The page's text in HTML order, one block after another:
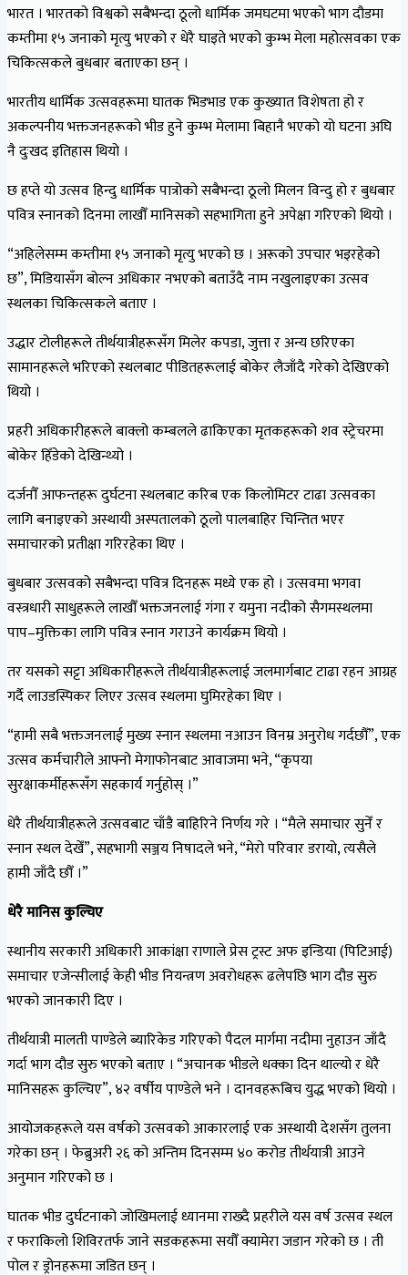
भारत । भारतको विश्वको सबैभन्दा ठूलो धार्मिक जमघटमा भएको भाग दौडमा
कम्तीमा १५ जनाको मृत्यु भएको र धेरै घाइते भएको कुम्भ मेला महोत्सवका एक
चिकित्सकले बुधबार बताएका छन् ।
भारतीय धार्मिक उत्सवहरूमा घातक भिडभाड एक कुख्यात विशेषता हो र
अकल्पनीय भक्तजनहरूको भीड हुने कुम्भ मेलामा बिहानै भएको यो घटना अघि
नै दुःखद इतिहास थियो ।
छ हप्ते यो उत्सव हिन्दु धार्मिक पात्रोको सबैभन्दा ठूलो मिलन विन्दु हो र बुधबार
पवित्र स्नानको दिनमा लाखौँ मानिसको सहभागिता हुने अपेक्षा गरिएको थियो ।
“अहिलेसम्म कम्तीमा १५ जनाको मृत्यु भएको छ । अरूको उपचार भइरहेको
छ”, मिडियासँग बोल्न अधिकार नभएको बताउँदै नाम नखुलाइएका उत्सव
स्थलका चिकित्सकले बताए ।
उद्धार टोलीहरूले तीर्थयात्रीहरूसँग मिलेर कपडा, जुत्ता र अन्य छरिएका
सामानहरूले भरिएको स्थलबाट पीडितहरूलाई बोकेर लैजाँदै गरेको देखिएको
थियो ।
प्रहरी अधिकारीहरूले बाक्लो कम्बलले ढाकिएका मृतकहरूको शव स्ट्रेचरमा
बोकेर हिँडेको देखिन्थ्यो ।
दर्जनौँ आफन्तहरू दुर्घटना स्थलबाट करिब एक किलोमिटर टाढा उत्सवका
लागि बनाइएको अस्थायी अस्पतालको ठूलो पालबाहिर चिन्तित भएर
समाचारको प्रतीक्षा गरिरहेका थिए ।
बुधबार उत्सवको सबैभन्दा पवित्र दिनहरू मध्ये एक हो । उत्सवमा भगवा
वस्त्रधारी साधुहरूले लाखौँ भक्तजनलाई गंगा र यमुना नदीको सैगमस्थलमा
पाप–मुक्तिका लागि पवित्र स्नान गराउने कार्यक्रम थियो ।
तर यसको सट्टा अधिकारीहरूले तीर्थयात्रीहरूलाई जलमार्गबाट टाढा रहन आग्रह
गर्दै लाउडस्पिकर लिएर उत्सव स्थलमा घुमिरहेका थिए ।
“हामी सबै भक्तजनलाई मुख्य स्नान स्थलमा नआउन विनम्र अनुरोध गर्दछौँ”, एक
उत्सव कर्मचारीले आफ्नो मेगाफोनबाट आवाजमा भने, “कृपया
सुरक्षाकर्मीहरूसँग सहकार्य गर्नुहोस् ।”
धेरै तीर्थयात्रीहरूले उत्सवबाट चाँडै बाहिरिने निर्णय गरे । “मैले समाचार सुनेँ र
स्नान स्थल देखेँ”, सहभागी सञ्जय निषादले भने, “मेरो परिवार डरायो, त्यसैले
हामी जाँदै छौँ ।”
धेरै मानिस कुल्चिए
स्थानीय सरकारी अधिकारी आकांक्षा राणाले प्रेस ट्रस्ट अफ इन्डिया (पिटिआई)
समाचार एजेन्सीलाई केही भीड नियन्त्रण अवरोधहरू ढलेपछि भाग दौड सुरु
भएको जानकारी दिए ।
तीर्थयात्री मालती पाण्डेले ब्यारिकेड गरिएको पैदल मार्गमा नदीमा नुहाउन जाँदै
गर्दा भाग दौड सुरु भएको बताए । “अचानक भीडले धक्का दिन थाल्यो र धेरै
मानिसहरू कुल्चिए”, ४२ वर्षीय पाण्डेले भने । दानवहरूबिच युद्ध भएको थियो ।
आयोजकहरूले यस वर्षको उत्सवको आकारलाई एक अस्थायी देशसँग तुलना
गरेका छन् । फेब्रुअरी २६ को अन्तिम दिनसम्म ४० करोड तीर्थयात्री आउने
अनुमान गरिएको छ ।
घातक भीड दुर्घटनाको जोखिमलाई ध्यानमा राख्दै प्रहरीले यस वर्ष उत्सव स्थल
र फराकिलो शिविरतर्फ जाने सडकहरूमा सयौँ क्यामेरा जडान गरेको छ । ती
पोल र ड्रोनहरूमा जडित छन् ।